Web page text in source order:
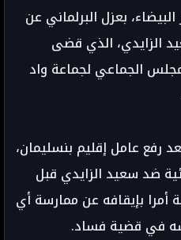
بعزل البرلماني عن
الزايدي، الذي قضى
الجماعي لجماعة واد
رفع عامل إقليم بنسليمان،
ضد سعيد الزايدي قبل
أمرا بإيقافه عن ممارسة أي
في قضية فساد.